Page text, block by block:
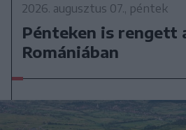
2026. augusztus 07., péntek
Pénteken is rengett
Romániában